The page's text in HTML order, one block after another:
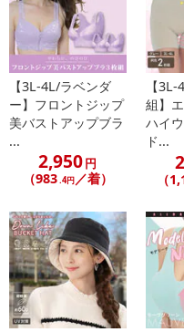
外出時、お家で1日中使える
24H整乳ナイトブラ
ノーブラみたいな心地よさ柔
24H整乳設計のナイトブラが
さらにモデリーナナイトブラ
外出時、お家で1日中使える
外出時のブラジャーとしても
【3L-4L/ラベンダ
ー】フロントジップ
美バストアップブラ
...
2,950円
（983.4円／着）
【
組】
ハイ
ド...
（